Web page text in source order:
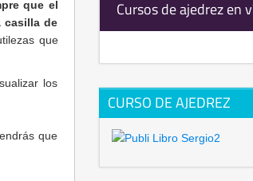
que el
casilla de
que
los
que
Cursos de ajedrez en
CURSO DE AJEDREZ